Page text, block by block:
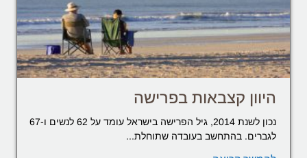
היוון קצבאות בפרישה
נכון לשנת 2014, גיל הפרישה בישראל עומד על 62 לנשים ו-67
לגברים. בהתחשב בעובדה שתוחלת...